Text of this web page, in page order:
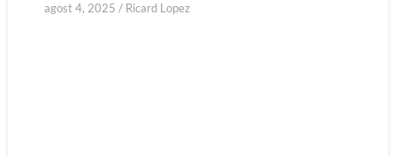
agost 4, 2025 / Ricard Lopez